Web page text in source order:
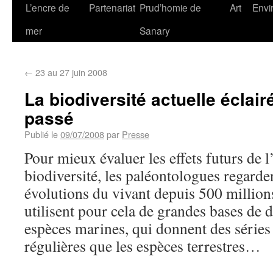
L’encre de
mer
Partenariat Prud’homie de
Sanary
Art
← 23 au 27 juin 2008
La biodiversité actuelle
passé
Publié le09/07/2008par Presse
Pour mieux évaluer les effets futurs de
biodiversité, les paléontologues
évolutions du vivant depuis 500
utilisent pour cela de grandes bases de
espèces marines, qui donnent des
régulières que les espèces terrestres…